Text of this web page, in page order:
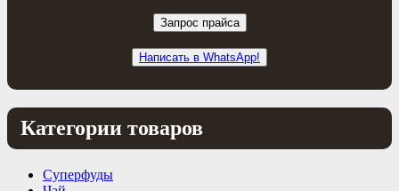
Запрос прайса
Написать в WhatsApp!
Категории товаров
Суперфуды